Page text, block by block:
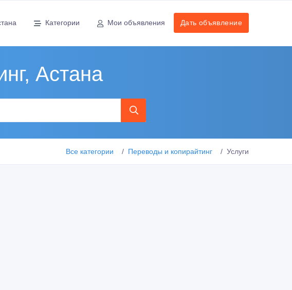
Категории Мои объявления Дать объявление
Астана
Все категории Переводы и копирайтинг Услуги